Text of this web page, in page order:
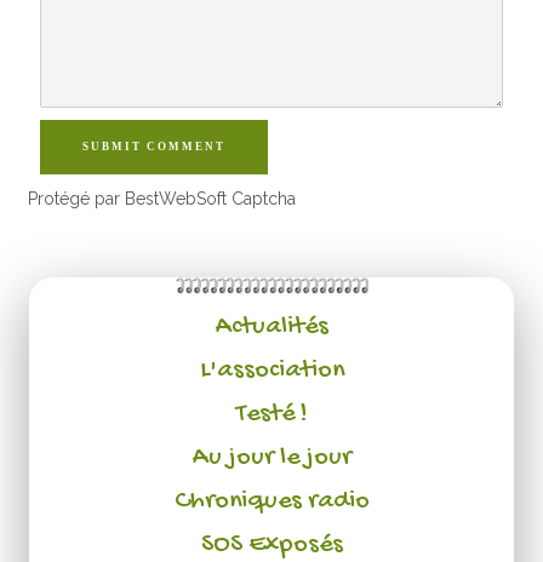
SUBMIT COMMENT
Protégé par BestWebSoft Captcha
Actualités
L'association
Testé !
Au jour le jour
Chroniques radio
SOS Exposés